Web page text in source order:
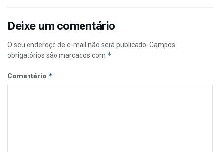
Deixe um comentário
O seu endereço de e-mail não será publicado. Campos
obrigatórios são marcados com *
Comentário *